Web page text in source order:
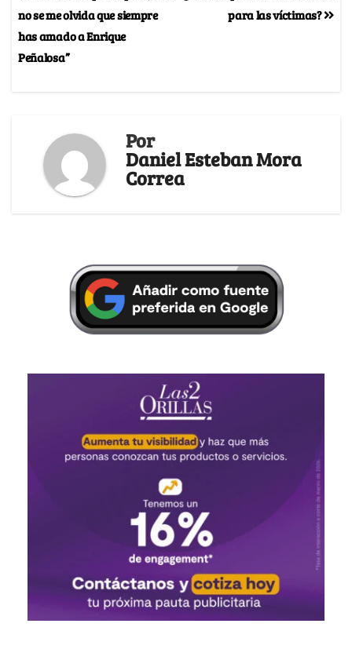
para las víctimas?
no se me olvida que siempre
has amado a Enrique
Peñalosa”
Por
Daniel Esteban Mora
Correa